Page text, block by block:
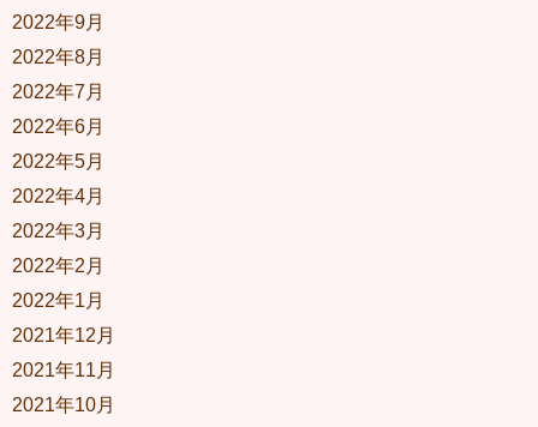
2022年9月
2022年8月
2022年7月
2022年6月
2022年5月
2022年4月
2022年3月
2022年2月
2022年1月
2021年12月
2021年11月
2021年10月